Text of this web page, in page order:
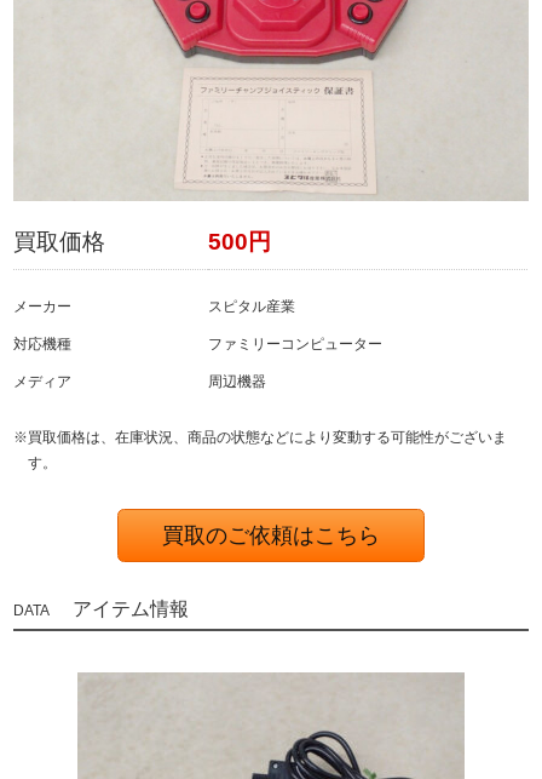
買取価格 500円
メーカー スピタル産業
対応機種 ファミリーコンピューター
メディア 周辺機器
※買取価格は、在庫状況、商品の状態などにより変動する可能性がございま
す。
買取のご依頼はこちら
アイテム情報